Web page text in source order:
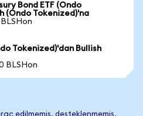
Bond ETF (Ondo
(Ondo Tokenized)'na
Tokenized)'dan Bullish
BLSHon